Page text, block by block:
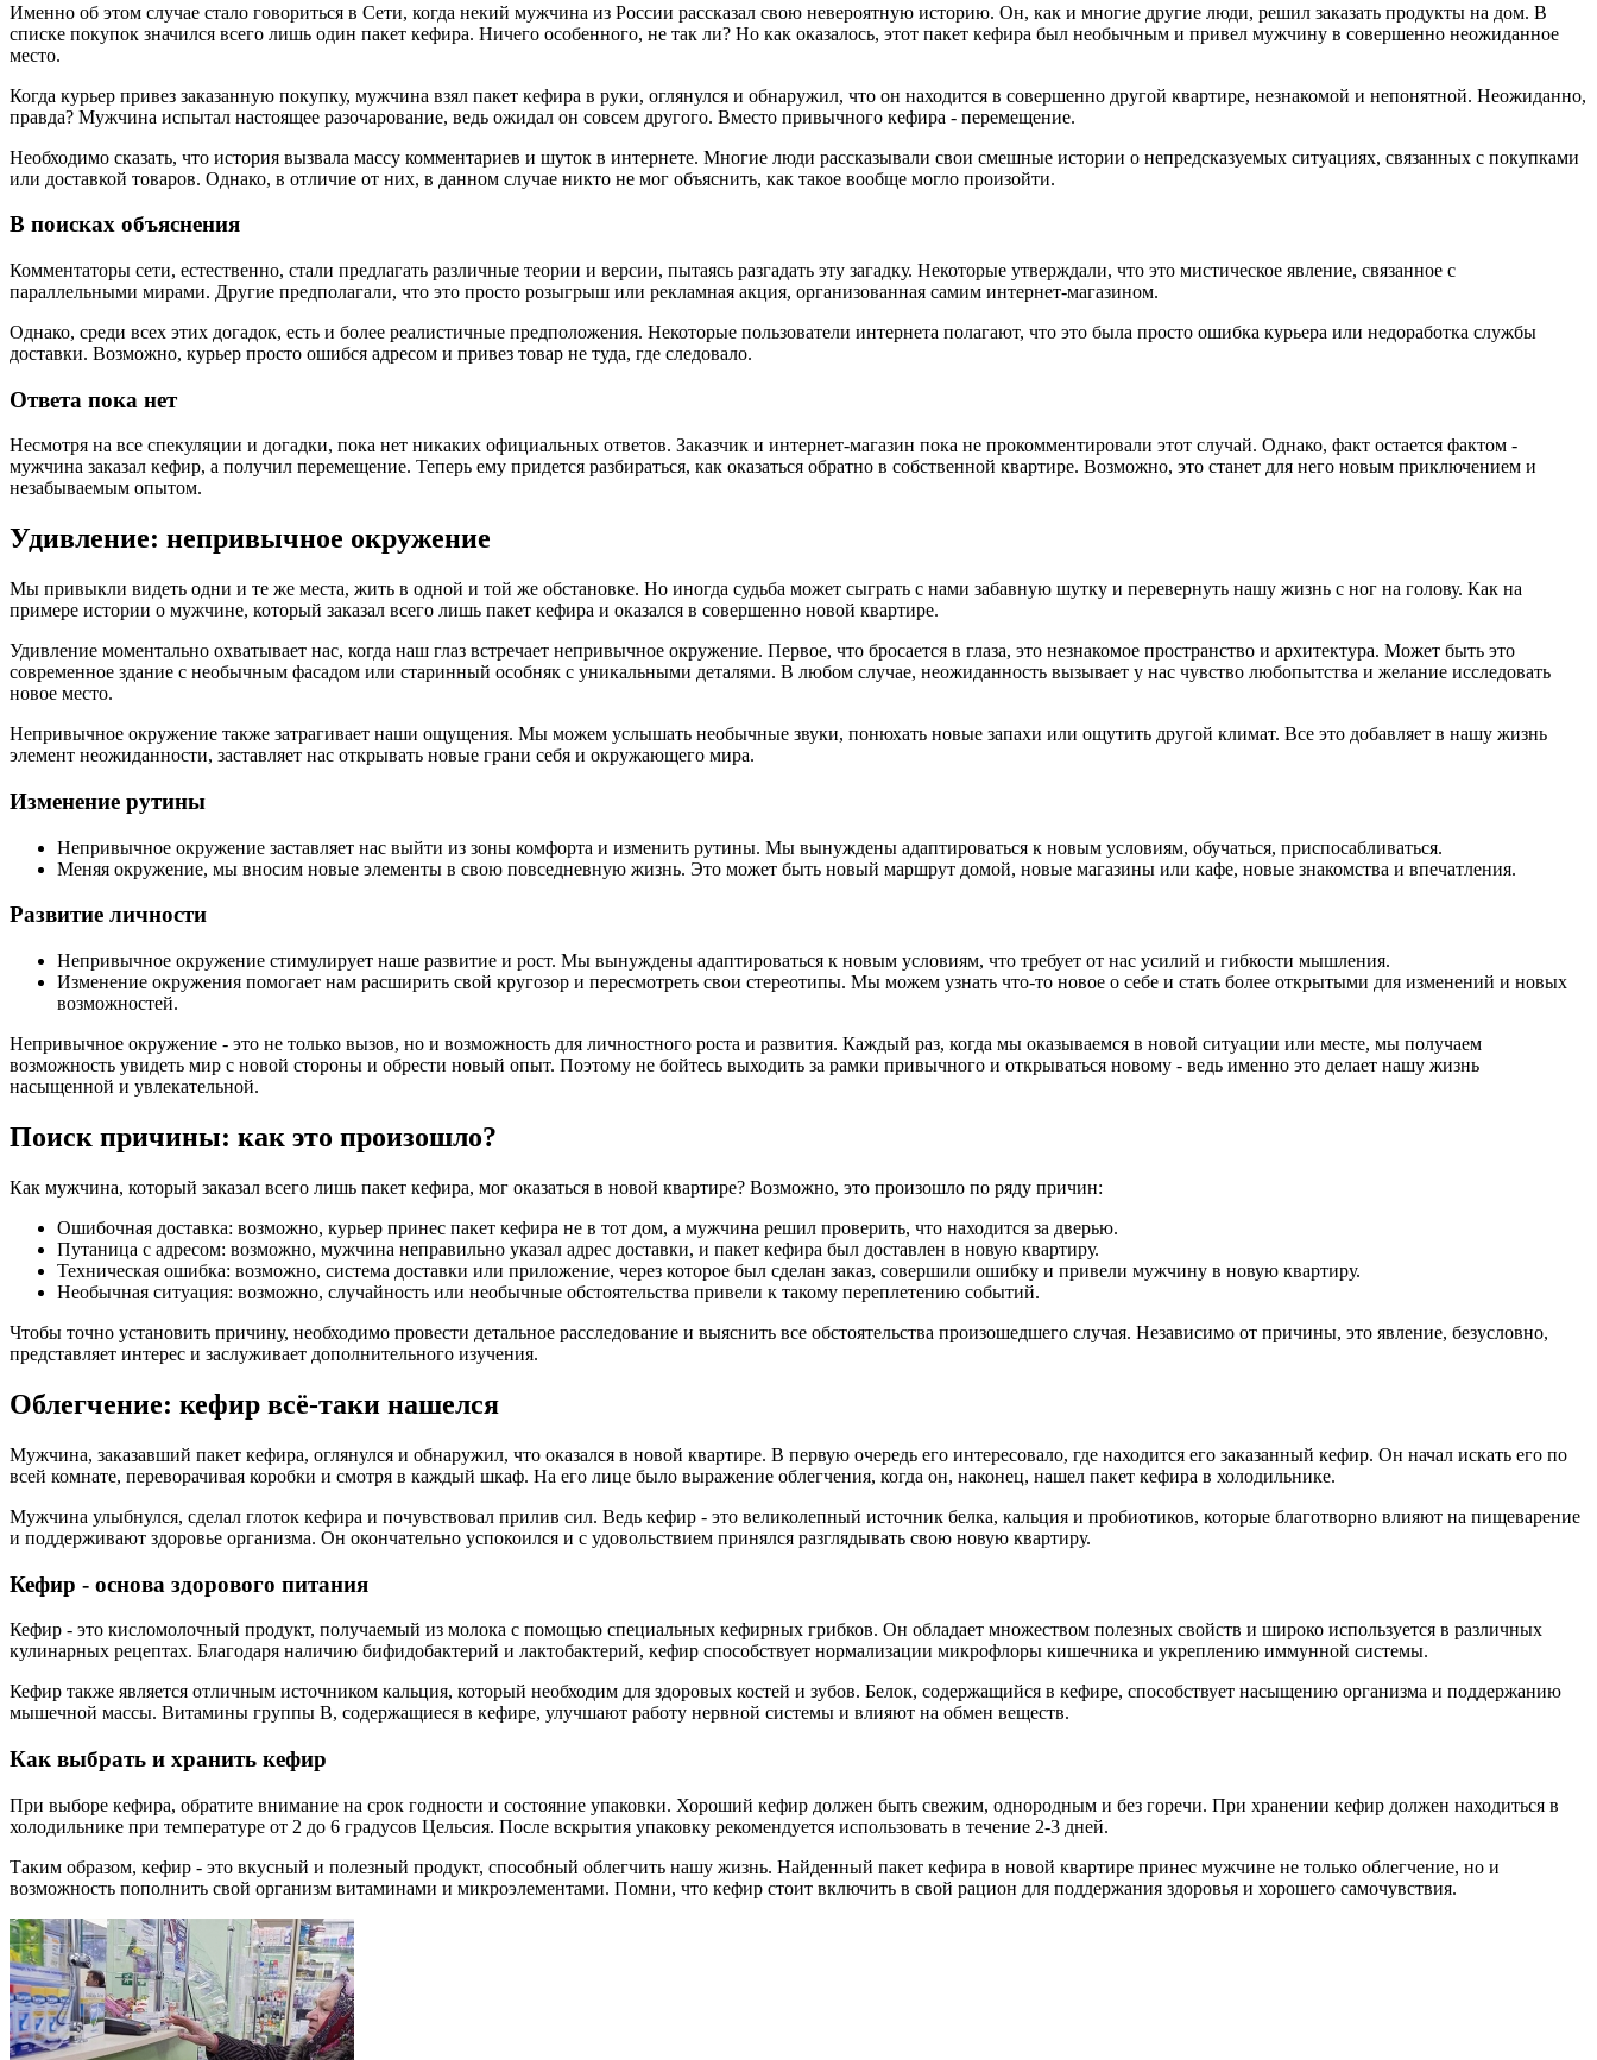
Именно об этом случае стало говориться в Сети, когда некий мужчина из России рассказал свою невероятную историю. Он, как и многие другие люди, решил заказать продукты на дом. В
списке покупок значился всего лишь один пакет кефира. Ничего особенного, не так ли? Но как оказалось, этот пакет кефира был необычным и привел мужчину в совершенно неожиданное
место.
Когда курьер привез заказанную покупку, мужчина взял пакет кефира в руки, оглянулся и обнаружил, что он находится в совершенно другой квартире, незнакомой и непонятной. Неожиданно,
правда? Мужчина испытал настоящее разочарование, ведь ожидал он совсем другого. Вместо привычного кефира - перемещение.
Необходимо сказать, что история вызвала массу комментариев и шуток в интернете. Многие люди рассказывали свои смешные истории о непредсказуемых ситуациях, связанных с покупками
или доставкой товаров. Однако, в отличие от них, в данном случае никто не мог объяснить, как такое вообще могло произойти.
В поисках объяснения
Комментаторы сети, естественно, стали предлагать различные теории и версии, пытаясь разгадать эту загадку. Некоторые утверждали, что это мистическое явление, связанное с
параллельными мирами. Другие предполагали, что это просто розыгрыш или рекламная акция, организованная самим интернет-магазином.
Однако, среди всех этих догадок, есть и более реалистичные предположения. Некоторые пользователи интернета полагают, что это была просто ошибка курьера или недоработка службы
доставки. Возможно, курьер просто ошибся адресом и привез товар не туда, где следовало.
Ответа пока нет
Несмотря на все спекуляции и догадки, пока нет никаких официальных ответов. Заказчик и интернет-магазин пока не прокомментировали этот случай. Однако, факт остается фактом -
мужчина заказал кефир, а получил перемещение. Теперь ему придется разбираться, как оказаться обратно в собственной квартире. Возможно, это станет для него новым приключением и
незабываемым опытом.
Удивление: непривычное окружение
Мы привыкли видеть одни и те же места, жить в одной и той же обстановке. Но иногда судьба может сыграть с нами забавную шутку и перевернуть нашу жизнь с ног на голову. Как на
примере истории о мужчине, который заказал всего лишь пакет кефира и оказался в совершенно новой квартире.
Удивление моментально охватывает нас, когда наш глаз встречает непривычное окружение. Первое, что бросается в глаза, это незнакомое пространство и архитектура. Может быть это
современное здание с необычным фасадом или старинный особняк с уникальными деталями. В любом случае, неожиданность вызывает у нас чувство любопытства и желание исследовать
новое место.
Непривычное окружение также затрагивает наши ощущения. Мы можем услышать необычные звуки, понюхать новые запахи или ощутить другой климат. Все это добавляет в нашу жизнь
элемент неожиданности, заставляет нас открывать новые грани себя и окружающего мира.
Изменение рутины
Непривычное окружение заставляет нас выйти из зоны комфорта и изменить рутины. Мы вынуждены адаптироваться к новым условиям, обучаться, приспосабливаться.
Меняя окружение, мы вносим новые элементы в свою повседневную жизнь. Это может быть новый маршрут домой, новые магазины или кафе, новые знакомства и впечатления.
Развитие личности
Непривычное окружение стимулирует наше развитие и рост. Мы вынуждены адаптироваться к новым условиям, что требует от нас усилий и гибкости мышления.
Изменение окружения помогает нам расширить свой кругозор и пересмотреть свои стереотипы. Мы можем узнать что-то новое о себе и стать более открытыми для изменений и новых
возможностей.
Непривычное окружение - это не только вызов, но и возможность для личностного роста и развития. Каждый раз, когда мы оказываемся в новой ситуации или месте, мы получаем
возможность увидеть мир с новой стороны и обрести новый опыт. Поэтому не бойтесь выходить за рамки привычного и открываться новому - ведь именно это делает нашу жизнь
насыщенной и увлекательной.
Поиск причины: как это произошло?
Как мужчина, который заказал всего лишь пакет кефира, мог оказаться в новой квартире? Возможно, это произошло по ряду причин:
Ошибочная доставка: возможно, курьер принес пакет кефира не в тот дом, а мужчина решил проверить, что находится за дверью.
Путаница с адресом: возможно, мужчина неправильно указал адрес доставки, и пакет кефира был доставлен в новую квартиру.
Техническая ошибка: возможно, система доставки или приложение, через которое был сделан заказ, совершили ошибку и привели мужчину в новую квартиру.
Необычная ситуация: возможно, случайность или необычные обстоятельства привели к такому переплетению событий.
Чтобы точно установить причину, необходимо провести детальное расследование и выяснить все обстоятельства произошедшего случая. Независимо от причины, это явление, безусловно,
представляет интерес и заслуживает дополнительного изучения.
Облегчение: кефир всё-таки нашелся
Мужчина, заказавший пакет кефира, оглянулся и обнаружил, что оказался в новой квартире. В первую очередь его интересовало, где находится его заказанный кефир. Он начал искать его по
всей комнате, переворачивая коробки и смотря в каждый шкаф. На его лице было выражение облегчения, когда он, наконец, нашел пакет кефира в холодильнике.
Мужчина улыбнулся, сделал глоток кефира и почувствовал прилив сил. Ведь кефир - это великолепный источник белка, кальция и пробиотиков, которые благотворно влияют на пищеварение
и поддерживают здоровье организма. Он окончательно успокоился и с удовольствием принялся разглядывать свою новую квартиру.
Кефир - основа здорового питания
Кефир - это кисломолочный продукт, получаемый из молока с помощью специальных кефирных грибков. Он обладает множеством полезных свойств и широко используется в различных
кулинарных рецептах. Благодаря наличию бифидобактерий и лактобактерий, кефир способствует нормализации микрофлоры кишечника и укреплению иммунной системы.
Кефир также является отличным источником кальция, который необходим для здоровых костей и зубов. Белок, содержащийся в кефире, способствует насыщению организма и поддержанию
мышечной массы. Витамины группы В, содержащиеся в кефире, улучшают работу нервной системы и влияют на обмен веществ.
Как выбрать и хранить кефир
При выборе кефира, обратите внимание на срок годности и состояние упаковки. Хороший кефир должен быть свежим, однородным и без горечи. При хранении кефир должен находиться в
холодильнике при температуре от 2 до 6 градусов Цельсия. После вскрытия упаковку рекомендуется использовать в течение 2-3 дней.
Таким образом, кефир - это вкусный и полезный продукт, способный облегчить нашу жизнь. Найденный пакет кефира в новой квартире принес мужчине не только облегчение, но и
возможность пополнить свой организм витаминами и микроэлементами. Помни, что кефир стоит включить в свой рацион для поддержания здоровья и хорошего самочувствия.